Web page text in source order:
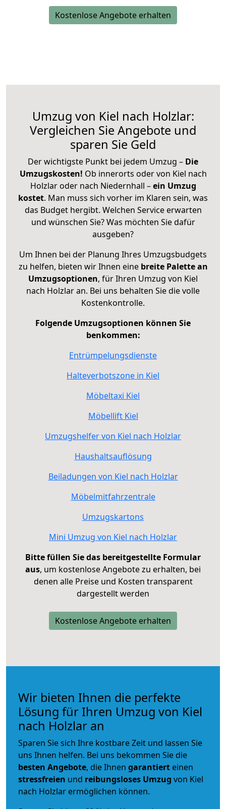
Kostenlose Angebote erhalten
Umzug von Kiel nach Holzlar:
Vergleichen Sie Angebote und
sparen Sie Geld
Der wichtigste Punkt bei jedem Umzug – Die
Umzugskosten! Ob innerorts oder von Kiel nach
Holzlar oder nach Niedernhall –ein Umzug
kostet. Man muss sich vorher im Klaren sein, was
das Budget hergibt. Welchen Service erwarten
und wünschen Sie? Was möchten Sie dafür
ausgeben?
Um Ihnen bei der Planung Ihres Umzugsbudgets
zu helfen, bieten wir Ihnen eine breite Palette an
Umzugsoptionen, für Ihren Umzug von Kiel
nach Holzlar an. Bei uns behalten Sie die volle
Kostenkontrolle.
Folgende Umzugsoptionen können Sie
benkommen:
Entrümpelungsdienste
Halteverbotszone in Kiel
Möbeltaxi Kiel
Möbellift Kiel
Umzugshelfer von Kiel nach Holzlar
Haushaltsauflösung
Beiladungen von Kiel nach Holzlar
Möbelmitfahrzentrale
Umzugskartons
Mini Umzug von Kiel nach Holzlar
Bitte füllen Sie das bereitgestellte Formular
aus, um kostenlose Angebote zu erhalten, bei
denen alle Preise und Kosten transparent
dargestellt werden
Kostenlose Angebote erhalten
Wir bieten Ihnen die perfekte
Lösung für Ihren Umzug von Kiel
nach Holzlar an
Sparen Sie sich Ihre kostbare Zeit und lassen Sie
uns Ihnen helfen. Bei uns bekommen Sie die
besten Angebote, die Ihnen garantiert einen
stressfreien und reibungsloses Umzug von Kiel
nach Holzlar ermöglichen können.